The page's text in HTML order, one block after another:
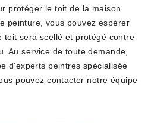
protéger le toit de la maison.
peinture, vous pouvez espérer
toit sera scellé et protégé contre
Au service de toute demande,
d'experts peintres spécialisée
pouvez contacter notre équipe